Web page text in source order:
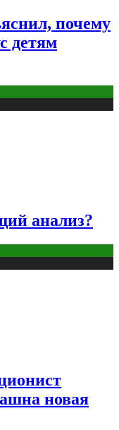
почему
детям
анализ?
новая